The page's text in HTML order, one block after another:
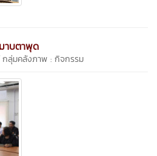
าบตาพุด
กลุ่มคลังภาพ : กิจกรรม